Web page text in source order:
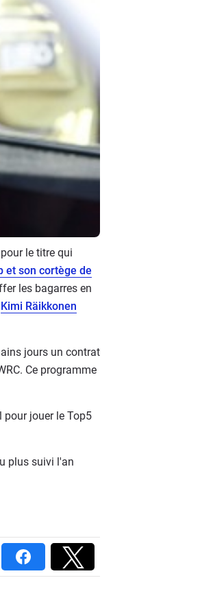
le titre qui
et son cortège de
les bagarres en
Kimi Räikkonen
jours un contrat
Ce programme
pour jouer le Top5
plus suivi l'an